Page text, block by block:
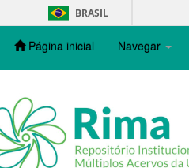
BRASIL
Página inicial Navegar